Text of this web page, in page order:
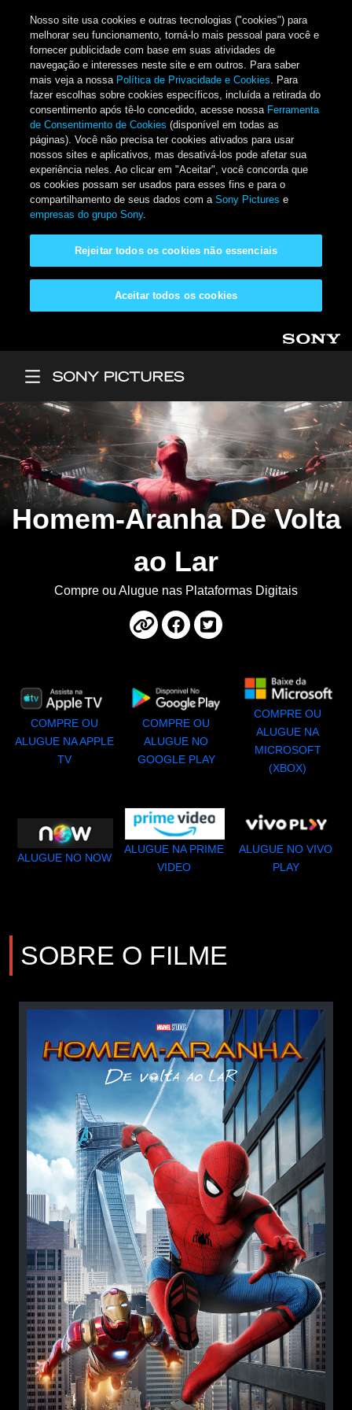
Nosso site usa cookies e outras tecnologias ("cookies") para
melhorar seu funcionamento, torná-lo mais pessoal para você e
fornecer publicidade com base em suas atividades de
navegação e interesses neste site e em outros. Para saber
mais veja a nossa Política de Privacidade e Cookies. Para
fazer escolhas sobre cookies específicos, incluída a retirada do
consentimento após tê-lo concedido, acesse nossa Ferramenta
de Consentimento de Cookies (disponível em todas as
páginas). Você não precisa ter cookies ativados para usar
nossos sites e aplicativos, mas desativá-los pode afetar sua
experiência neles. Ao clicar em "Aceitar", você concorda que
os cookies possam ser usados para esses fins e para o
compartilhamento de seus dados com aSony Pictures e
empresas do grupo Sony.
Rejeitar todos os cookies não essenciais
Aceitar todos os cookies
Homem-Aranha De Volta
ao Lar
Compre ou Alugue nas Plataformas Digitais
COMPRE OU
ALUGUE NA APPLE
TV
COMPRE OU
ALUGUE NO
GOOGLE PLAY
COMPRE OU
ALUGUE NA
MICROSOFT
(XBOX)
ALUGUE NO NOW
ALUGUE NA PRIME
VIDEO
ALUGUE NO VIVO
PLAY
SOBRE O FILME